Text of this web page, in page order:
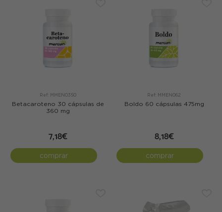
Ref: MMEN0350
Betacaroteno 30 cápsulas de
360 mg
7,18€
comprar
Ref: MMEN062
Boldo 60 cápsulas 475mg
8,18€
comprar